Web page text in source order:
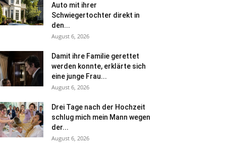
Auto mit ihrer
Schwiegertochter direkt in
den...
August 6, 2026
Damit ihre Familie gerettet
werden konnte, erklärte sich
eine junge Frau...
August 6, 2026
Drei Tage nach der Hochzeit
schlug mich mein Mann wegen
der...
August 6, 2026